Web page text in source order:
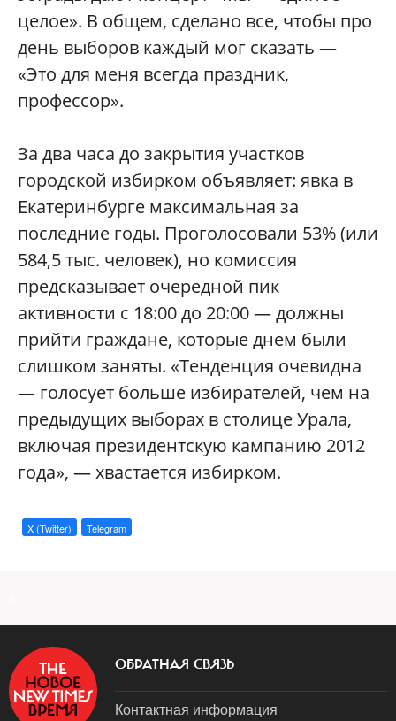
целое». В общем, сделано все, чтобы про
день выборов каждый мог сказать —
«Это для меня всегда праздник,
профессор».
За два часа до закрытия участков
городской избирком объявляет: явка в
Екатеринбурге максимальная за
последние годы. Проголосовали 53% (или
584,5 тыс. человек), но комиссия
предсказывает очередной пик
активности с 18:00 до 20:00 — должны
прийти граждане, которые днем были
слишком заняты. «Тенденция очевидна
— голосует больше избирателей, чем на
предыдущих выборах в столице Урала,
включая президентскую кампанию 2012
года», — хвастается избирком.
X (Twitter) Telegram
ОБРАТНАЯ СВЯЗЬ
Контактная информация